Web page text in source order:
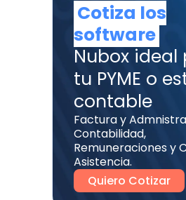
Cotiza los
software
Nubox ideal
tu PYME o
contable
Factura y
Contabilidad,
Remuneraciones y
Asistencia.
Quiero Cotizar